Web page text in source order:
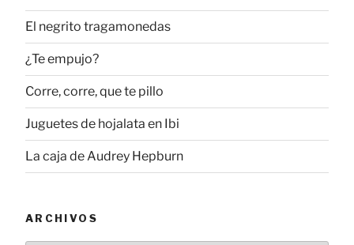
El negrito tragamonedas
¿Te empujo?
Corre, corre, que te pillo
Juguetes de hojalata en Ibi
La caja de Audrey Hepburn
ARCHIVOS